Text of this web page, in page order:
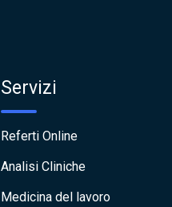
Servizi
Referti Online
Analisi Cliniche
Medicina del lavoro